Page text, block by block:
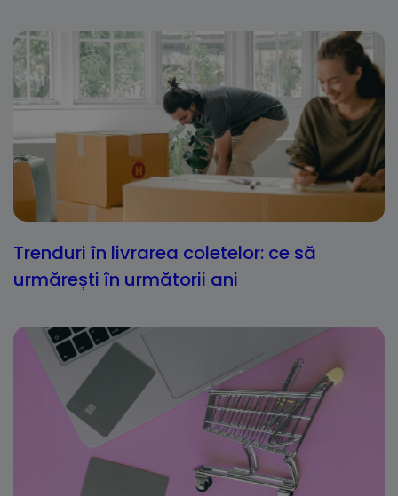
Trenduri în livrarea coletelor: ce să
urmărești în următorii ani